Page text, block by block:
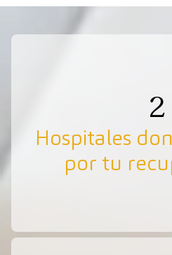
2
Hospitales
por tu